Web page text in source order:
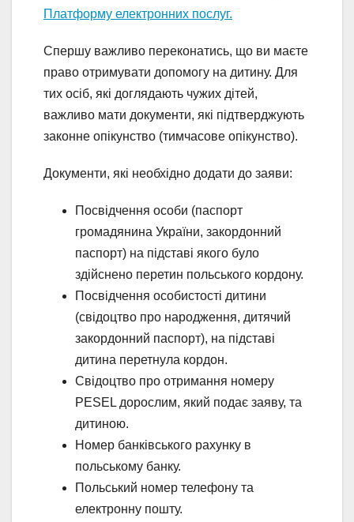
Платформу електронних послуг.
Спершу важливо переконатись, що ви маєте
право отримувати допомогу на дитину. Для
тих осіб, які доглядають чужих дітей,
важливо мати документи, які підтверджують
законне опікунство (тимчасове опікунство).
Документи, які необхідно додати до заяви:
Посвідчення особи (паспорт
громадянина України, закордонний
паспорт) на підставі якого було
здійснено перетин польського кордону.
Посвідчення особистості дитини
(свідоцтво про народження, дитячий
закордонний паспорт), на підставі
дитина перетнула кордон.
Свідоцтво про отримання номеру
PESEL дорослим, який подає заяву, та
дитиною.
Номер банківського рахунку в
польському банку.
Польський номер телефону та
електронну пошту.